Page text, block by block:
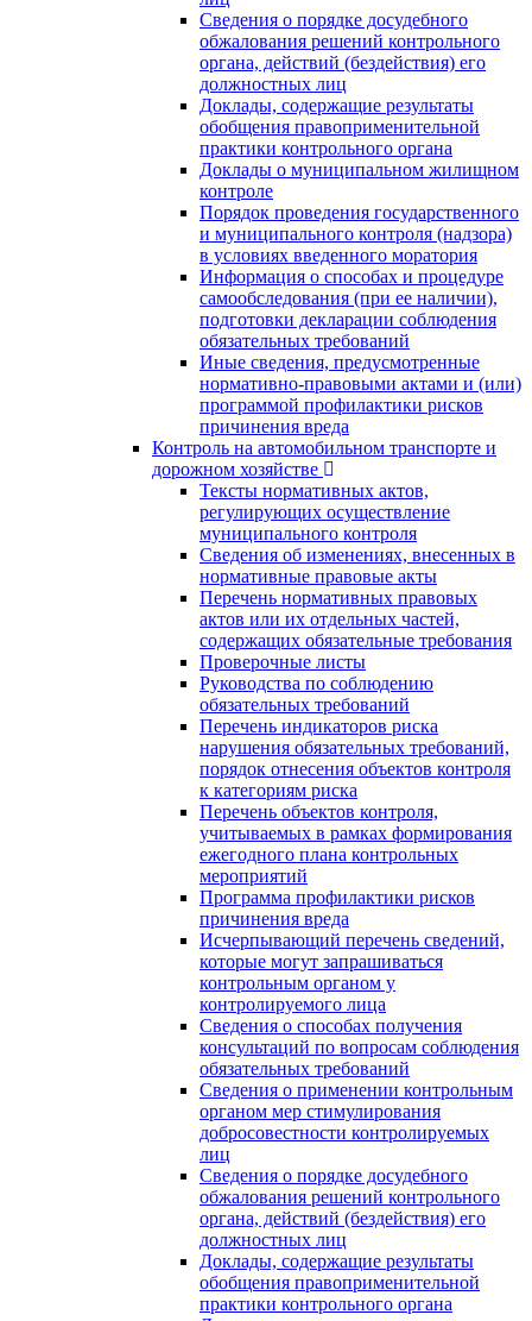
Сведения о порядке досудебного
обжалования решений контрольного
органа, действий (бездействия) его
должностных лиц
Доклады, содержащие результаты
обобщения правоприменительной
практики контрольного органа
Доклады о муниципальном жилищном
контроле
Порядок проведения государственного
и муниципального контроля (надзора)
в условиях введенного моратория
Информация о способах и процедуре
самообследования (при ее наличии),
подготовки декларации соблюдения
обязательных требований
Иные сведения, предусмотренные
нормативно-правовыми актами и (или)
программой профилактики рисков
причинения вреда
Контроль на автомобильном транспорте и
дорожном хозяйстве
Тексты нормативных актов,
регулирующих осуществление
муниципального контроля
Сведения об изменениях, внесенных в
нормативные правовые акты
Перечень нормативных правовых
актов или их отдельных частей,
содержащих обязательные требования
Проверочные листы
Руководства по соблюдению
обязательных требований
Перечень индикаторов риска
нарушения обязательных требований,
порядок отнесения объектов контроля
к категориям риска
Перечень объектов контроля,
учитываемых в рамках формирования
ежегодного плана контрольных
мероприятий
Программа профилактики рисков
причинения вреда
Исчерпывающий перечень сведений,
которые могут запрашиваться
контрольным органом у
контролируемого лица
Сведения о способах получения
консультаций по вопросам соблюдения
обязательных требований
Сведения о применении контрольным
органом мер стимулирования
добросовестности контролируемых
лиц
Сведения о порядке досудебного
обжалования решений контрольного
органа, действий (бездействия) его
должностных лиц
Доклады, содержащие результаты
обобщения правоприменительной
практики контрольного органа